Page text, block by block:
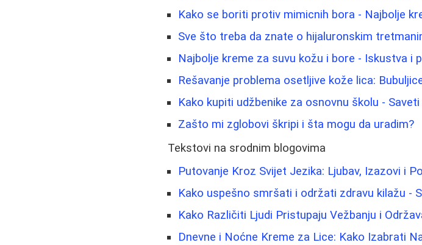
Kako se boriti protiv mimicnih bora - Najbolje
Sve što treba da znate o hijaluronskim
Najbolje kreme za suvu kožu i bore - Iskustva i
Rešavanje problema osetljive kože lica:
Kako kupiti udžbenike za osnovnu školu -
Zašto mi zglobovi škripi i šta mogu da uradim?
Tekstovi na srodnim blogovima
Putovanje Kroz Svijet Jezika: Ljubav, Izazovi i
Kako uspešno smršati i održati zdravu kilažu -
Kako Različiti Ljudi Pristupaju Vežbanju i
Dnevne i Noćne Kreme za Lice: Kako Izabrati